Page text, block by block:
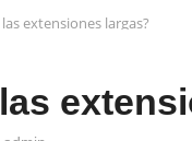
extensiones largas?